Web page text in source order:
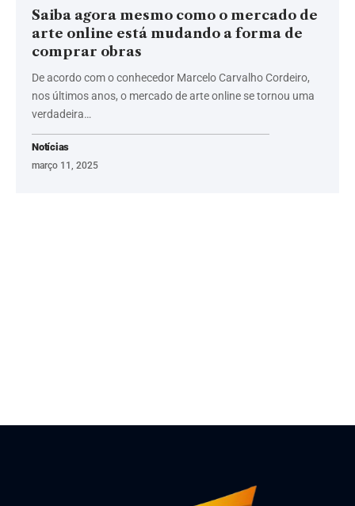
Saiba agora mesmo como o mercado de
arte online está mudando a forma de
comprar obras
De acordo com o conhecedor Marcelo Carvalho Cordeiro,
nos últimos anos, o mercado de arte online se tornou uma
verdadeira…
Notícias
março 11, 2025